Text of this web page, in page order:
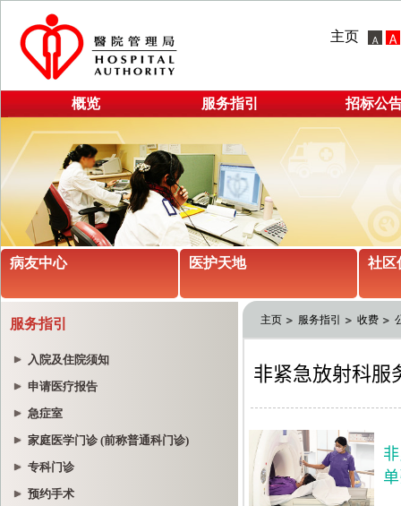
主页
概览 服务指引 招标公
病友中心 医护天地 社区
服务指引
入院及住院须知
申请医疗报告
急症室
家庭医学门诊 (前称普通科门诊)
专科门诊
预约手术
主页 服务指引 收费